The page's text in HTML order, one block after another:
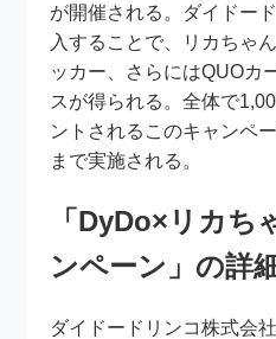
が開催される。ダイドー
入することで、リカちゃ
ッカー、さらにはQUOカ
スが得られる。全体で
ントされるこのキャンペ
まで実施される。
「DyDo×リカち
ンペーン」の詳
ダイドードリンコ株式会